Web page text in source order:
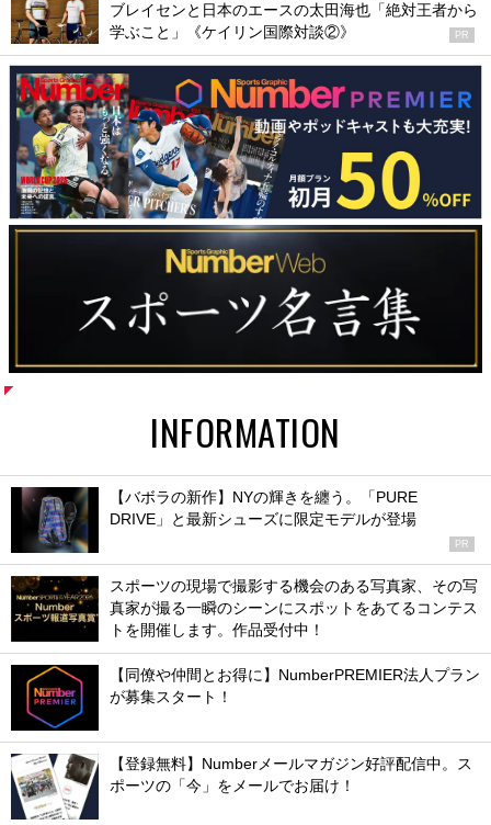
ブレイセンと日本のエースの太田海也「絶対王者から
学ぶこと」《ケイリン国際対談②》
PR
INFORMATION
【バボラの新作】NYの輝きを纏う。「PURE
DRIVE」と最新シューズに限定モデルが登場
PR
スポーツの現場で撮影する機会のある写真家、その写
真家が撮る一瞬のシーンにスポットをあてるコンテス
トを開催します。作品受付中！
【同僚や仲間とお得に】NumberPREMIER法人プラン
が募集スタート！
【登録無料】Numberメールマガジン好評配信中。ス
ポーツの「今」をメールでお届け！